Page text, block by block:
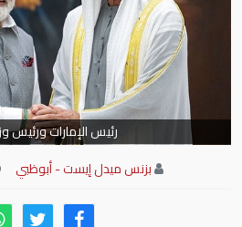
رئيس الإمارات ورئيس
بزنس ميدل إيست - أبوظبي